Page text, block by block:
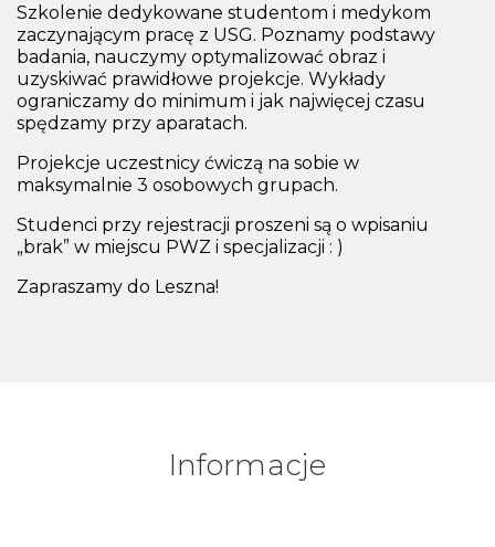
Szkolenie dedykowane studentom i medykom
zaczynającym pracę z USG. Poznamy podstawy
badania, nauczymy optymalizować obraz i
uzyskiwać prawidłowe projekcje. Wykłady
ograniczamy do minimum i jak najwięcej czasu
spędzamy przy aparatach.
Projekcje uczestnicy ćwiczą na sobie w
maksymalnie 3 osobowych grupach.
Studenci przy rejestracji proszeni są o wpisaniu
„brak” w miejscu PWZ i specjalizacji : )
Zapraszamy do Leszna!
Informacje